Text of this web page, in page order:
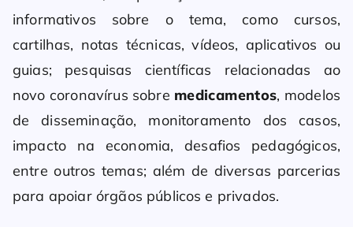
informativos sobre o tema, como cursos,
cartilhas, notas técnicas, vídeos, aplicativos ou
guias; pesquisas científicas relacionadas ao
novo coronavírus sobre medicamentos, modelos
de disseminação, monitoramento dos casos,
impacto na economia, desafios pedagógicos,
entre outros temas; além de diversas parcerias
para apoiar órgãos públicos e privados.